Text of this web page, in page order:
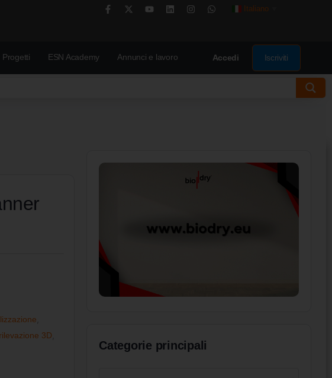
Italiano
Progetti ESN Academy Annunci e lavoro Accedi Iscriviti
rilevazione 3D
Categorie principali